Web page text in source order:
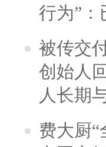
行为”
被传交
创始人
人长期
费大厨